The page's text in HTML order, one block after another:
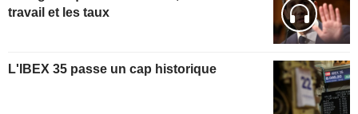
travail et les taux
L'IBEX 35 passe un cap historique